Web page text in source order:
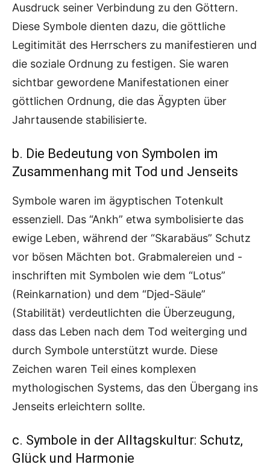
Ausdruck seiner Verbindung zu den Göttern.
Diese Symbole dienten dazu, die göttliche
Legitimität des Herrschers zu manifestieren und
die soziale Ordnung zu festigen. Sie waren
sichtbar gewordene Manifestationen einer
göttlichen Ordnung, die das Ägypten über
Jahrtausende stabilisierte.
b. Die Bedeutung von Symbolen im
Zusammenhang mit Tod und Jenseits
Symbole waren im ägyptischen Totenkult
essenziell. Das “Ankh” etwa symbolisierte das
ewige Leben, während der “Skarabäus” Schutz
vor bösen Mächten bot. Grabmalereien und -
inschriften mit Symbolen wie dem “Lotus”
(Reinkarnation) und dem “Djed-Säule”
(Stabilität) verdeutlichten die Überzeugung,
dass das Leben nach dem Tod weiterging und
durch Symbole unterstützt wurde. Diese
Zeichen waren Teil eines komplexen
mythologischen Systems, das den Übergang ins
Jenseits erleichtern sollte.
c. Symbole in der Alltagskultur: Schutz,
Glück und Harmonie